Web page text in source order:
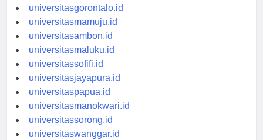
universitasgorontalo.id
universitasmamuju.id
universitasambon.id
universitasmaluku.id
universitassofifi.id
universitasjayapura.id
universitaspapua.id
universitasmanokwari.id
universitassorong.id
universitaswanggar.id